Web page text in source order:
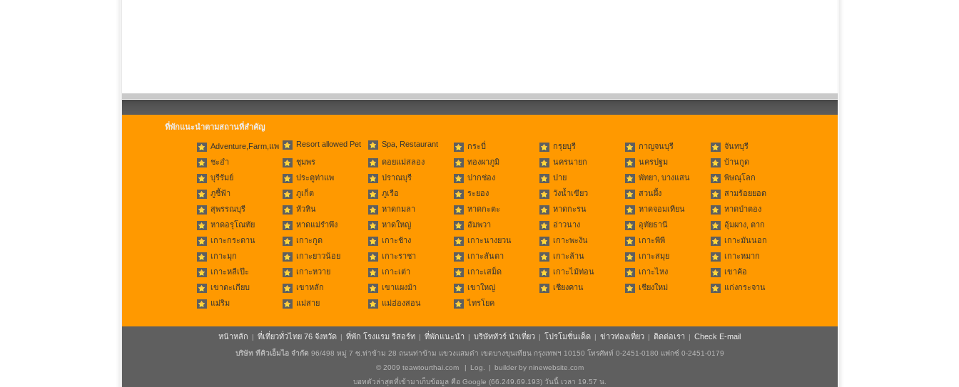
ที่พักแนะนำตามสถานที่สำคัญ
Adventure,Farm,แพ Resort allowed Pet Spa, Restaurant กระบี่ กรุยบุรี กาญจนบุรี
จันทบุรี
ชะอำ
ชุมพร ดอยแม่สลอง ทองผาภูมิ นครนายก นครปฐม
บ้านกูด
บุรีรัมย์
ประตูท่าแพ ปราณบุรี ปากช่อง ปาย พัทยา, บางแสน
พิษณุโลก
ภูชี้ฟ้า
ภูเก็ต ภูเรือ ระยอง วังน้ำเขียว สวนผึ้ง
สามร้อยยอด
สุพรรณบุรี
หัวหิน หาดกมลา หาดกะตะ หาดกะรน หาดจอมเทียน
หาดป่าตอง
หาดอรุโณทัย
หาดแม่รำพึง หาดใหญ่ อัมพวา อ่าวนาง อุทัยธานี
อุ้มผาง, ตาก
เกาะกระดาน
เกาะกูด เกาะช้าง เกาะนางยวน เกาะพะงัน เกาะพีพี
เกาะมันนอก
เกาะมุก
เกาะยาวน้อย เกาะราชา เกาะลันตา เกาะล้าน เกาะสมุย
เกาะหมาก
เกาะหลีเป๊ะ
เกาะหวาย เกาะเต่า เกาะเสม็ด เกาะไม้ท่อน เกาะไหง
เขาค้อ
เขาตะเกียบ
เขาหลัก เขาแผงม้า เขาใหญ่ เชียงคาน เชียงใหม่
แก่งกระจาน
แม่ริม
แม่สาย แม่ฮ่องสอน ไทรโยค
หน้าหลัก | ที่เที่ยวทั่วไทย 76 จังหวัด | ที่พัก โรงแรม รีสอร์ท | ที่พักแนะนำ | บริษัททัวร์ นำเที่ยว | โปรโมชั่นเด็ด | ข่าวท่องเที่ยว | ติดต่อเรา | Check E-mail
บริษัท ทีคิวเอ็มไอ จำกัด 96/498 หมู่ 7 ซ.ท่าข้าม 28 ถนนท่าข้าม แขวงแสมดำ เขตบางขุนเทียน กรุงเทพฯ 10150 โทรศัพท์ 0-2451-0180 แฟกซ์ 0-2451-0179
© 2009 teawtourthai.com | Log. | builder by ninewebsite.com
บอทตัวล่าสุดที่เข้ามาเก็บข้อมูล คือ Google (66.249.69.193) วันนี้ เวลา 19.57 น.